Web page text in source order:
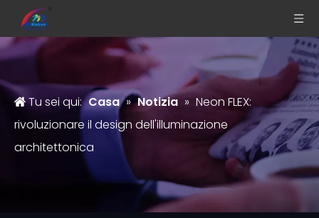
Tu sei qui: Casa » Notizia » Neon FLEX:
rivoluzionare il design dell'illuminazione
architettonica